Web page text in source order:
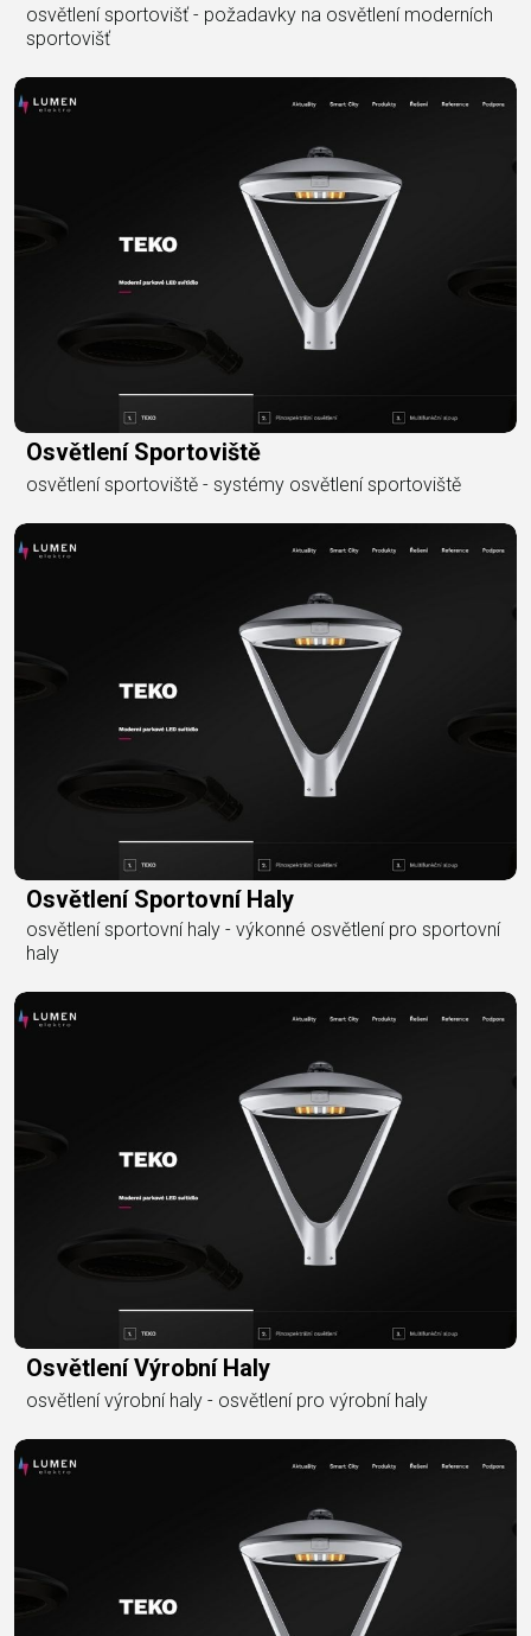
osvětlení sportovišť - požadavky na osvětlení moderních
sportovišť
Osvětlení Sportoviště
osvětlení sportoviště - systémy osvětlení sportoviště
Osvětlení Sportovní Haly
osvětlení sportovní haly - výkonné osvětlení pro sportovní
haly
Osvětlení Výrobní Haly
osvětlení výrobní haly - osvětlení pro výrobní haly